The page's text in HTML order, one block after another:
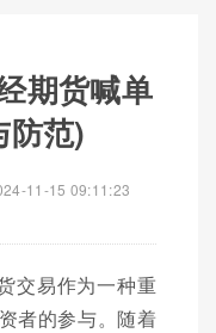
期货喊单
防范)
11-15 09:11:23
交易作为一种重
者的参与。随着